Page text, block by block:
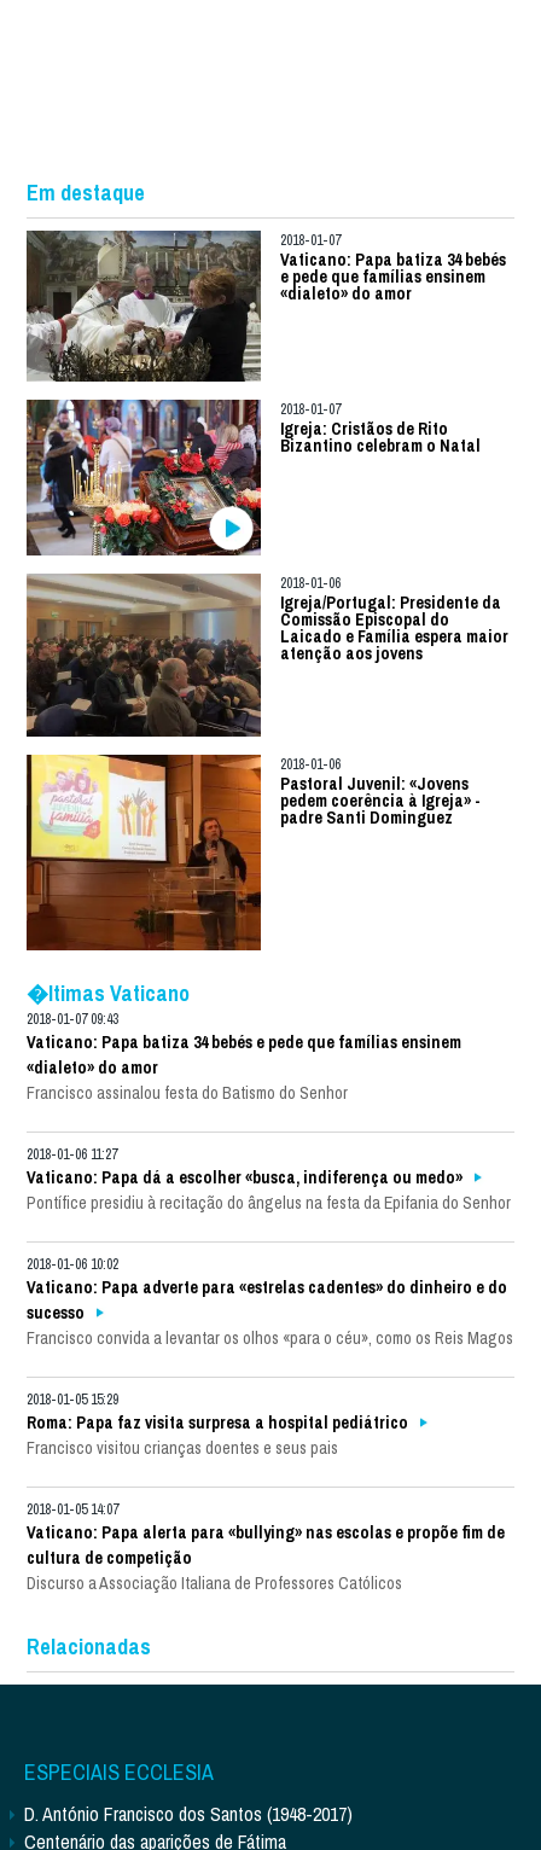
Em destaque
2018-01-07
Vaticano: Papa batiza 34 bebés
e pede que famílias ensinem
«dialeto» do amor
2018-01-07
Igreja: Cristãos de Rito
Bizantino celebram o Natal
2018-01-06
Igreja/Portugal: Presidente da
Comissão Episcopal do
Laicado e Família espera maior
atenção aos jovens
2018-01-06
Pastoral Juvenil: «Jovens
pedem coerência à Igreja» -
padre Santi Dominguez
�ltimas Vaticano
2018-01-07 09:43
Vaticano: Papa batiza 34 bebés e pede que famílias ensinem
«dialeto» do amor
Francisco assinalou festa do Batismo do Senhor
2018-01-06 11:27
Vaticano: Papa dá a escolher «busca, indiferença ou medo»
Pontífice presidiu à recitação do ângelus na festa da Epifania do Senhor
2018-01-06 10:02
Vaticano: Papa adverte para «estrelas cadentes» do dinheiro e do
sucesso
Francisco convida a levantar os olhos «para o céu», como os Reis Magos
2018-01-05 15:29
Roma: Papa faz visita surpresa a hospital pediátrico
Francisco visitou crianças doentes e seus pais
2018-01-05 14:07
Vaticano: Papa alerta para «bullying» nas escolas e propõe fim de
cultura de competição
Discurso a Associação Italiana de Professores Católicos
Relacionadas
ESPECIAIS ECCLESIA
D. António Francisco dos Santos (1948-2017)
Centenário das aparições de Fátima